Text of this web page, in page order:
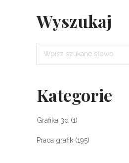
Wyszukaj
Kategorie
Grafika 3d (1)
Praca grafik (195)